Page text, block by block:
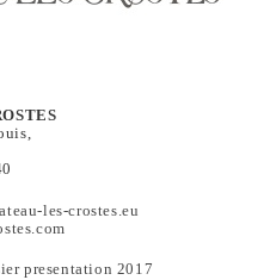
les-crostes.eu
presentation 2017